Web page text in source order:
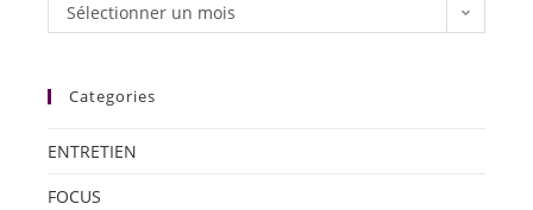
Sélectionner un mois
Categories
ENTRETIEN
FOCUS